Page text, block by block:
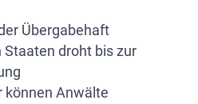
Übergabehaft
droht bis zur
können Anwälte